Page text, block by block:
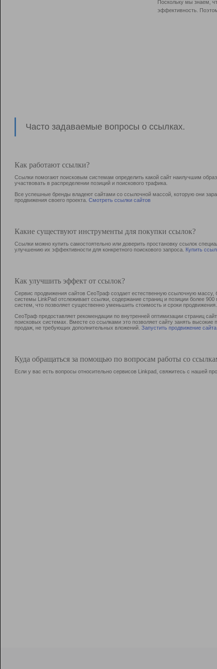
Поскольку мы знаем,
эффективность.
Часто задаваемые вопросы о ссылках.
Как работают ссылки?
Ссылки помогают поисковым системам определить какой сайт наилучшим
участвовать в раcпределении позиций и поискового трафика.
Все успешные бренды владеют сайтами со ссылочной массой, которую они
продвижения своего проекта. Смотреть ссылки сайтов
Какие существуют инструменты для покупки ссылок?
Ссылки можно купить самостоятельно или доверить простановку ссылок
улучшению их эффективности для конкретного поискового запроса. Купить
Как улучшить эффект от ссылок?
Сервис продвижения сайтов СеоТраф создает естественную ссылочную
системы LinkPad отслеживает ссылки, содержание страниц и позиции более
систем, что позволяет существенно уменьшить стоимость и сроки продвижения.
СеоТраф предоставляет рекомендации по внутренней оптимизации страниц
поисковых системах. Вместе со ссылками это позволяет сайту занять
продаж, не требующих дополнительных вложений. Запустить продвижение сайта
Куда обращаться за помощью по вопросам работы со
Если у вас есть вопросы относительно сервисов Linkpad, свяжитесь с нашей